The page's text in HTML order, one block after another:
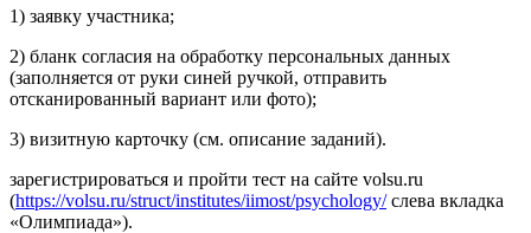
1) заявку участника;
2) бланк согласия на обработку персональных данных
(заполняется от руки синей ручкой, отправить
отсканированный вариант или фото);
3) визитную карточку (см. описание заданий).
зарегистрироваться и пройти тест на сайте volsu.ru
(https://volsu.ru/struct/institutes/iimost/psychology/слева вкладка
«Олимпиада»).